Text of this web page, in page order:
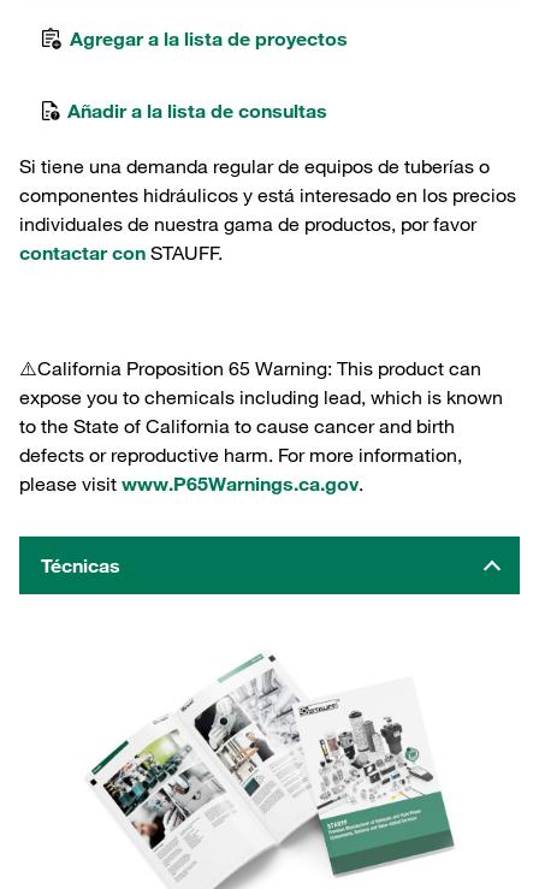
Agregar a la lista de proyectos
Añadir a la lista de consultas
Si tiene una demanda regular de equipos de tuberías o
componentes hidráulicos y está interesado en los precios
individuales de nuestra gama de productos, por favor
contactar con STAUFF.
⚠️California Proposition 65 Warning: This product can
expose you to chemicals including lead, which is known
to the State of California to cause cancer and birth
defects or reproductive harm. For more information,
please visit www.P65Warnings.ca.gov.
Técnicas